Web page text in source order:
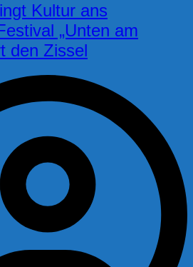
Kultur ans
„Unten am
den Zissel